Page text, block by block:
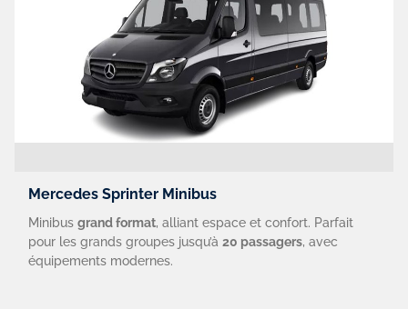
Mercedes Sprinter Minibus
Minibus grand format, alliant espace et confort. Parfait
pour les grands groupes jusqu’à 20 passagers, avec
équipements modernes.